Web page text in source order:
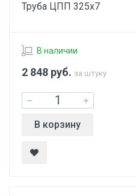
Труба ЦПП 325х7
В наличии
2 848 руб. за штуку
В корзину